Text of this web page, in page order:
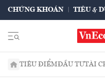
CHỨNG KHOÁN TIÊU &
TIÊU ĐIỂMĐẦU TƯTÀI